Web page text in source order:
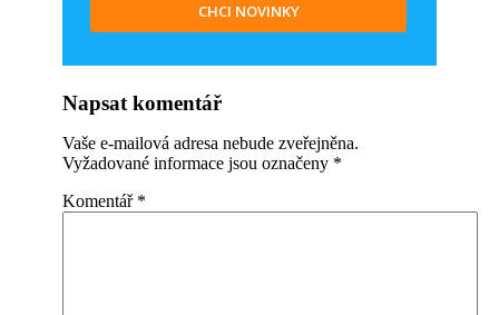
CHCI NOVINKY
Napsat komentář
Vaše e-mailová adresa nebude zveřejněna.
Vyžadované informace jsou označeny *
Komentář *